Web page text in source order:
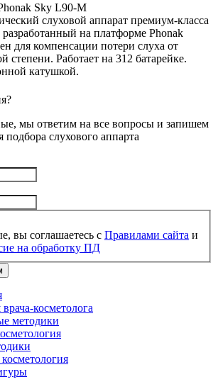
Sky L90-M
слуховой аппарат премиум-класса
на платформе Phonak
для компенсации потери слуха от
степени. Работает на 312 батарейке.
катушкой.
мы ответим на все вопросы и запишем
подбора слухового аппарта
вы соглашаетесь с Правилами сайта и
на обработку ПД
косметолога
методики